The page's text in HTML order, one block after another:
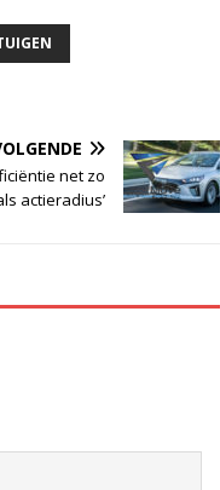
net zo
actieradius’